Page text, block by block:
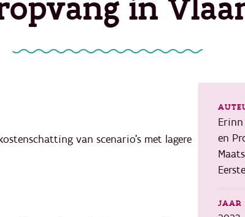
in
van scenario’s met lagere
Erinn
en
JAAR